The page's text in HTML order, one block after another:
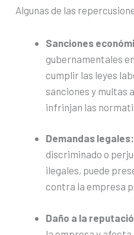
Algunas de las
Sanciones
gubernamentales
cumplir las leyes
sanciones y multas
infrinjan las
Demandas legales:
discriminado o
ilegales, puede
contra la empresa
Daño a la